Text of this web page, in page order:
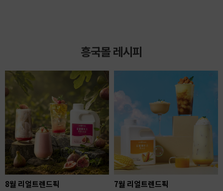
흥국몰 레시피
8월 리얼트렌드픽 7월 리얼트렌드픽